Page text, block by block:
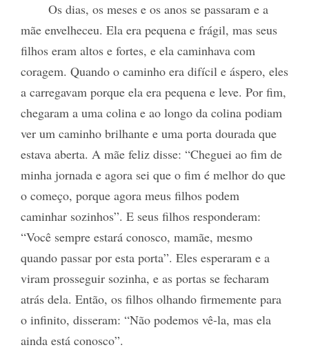
Os dias, os meses e os anos se passaram e a
mãe envelheceu. Ela era pequena e frágil, mas seus
filhos eram altos e fortes, e ela caminhava com
coragem. Quando o caminho era difícil e áspero, eles
a carregavam porque ela era pequena e leve. Por fim,
chegaram a uma colina e ao longo da colina podiam
ver um caminho brilhante e uma porta dourada que
estava aberta. A mãe feliz disse: “Cheguei ao fim de
minha jornada e agora sei que o fim é melhor do que
o começo, porque agora meus filhos podem
caminhar sozinhos”. E seus filhos responderam:
“Você sempre estará conosco, mamãe, mesmo
quando passar por esta porta”. Eles esperaram e a
viram prosseguir sozinha, e as portas se fecharam
atrás dela. Então, os filhos olhando firmemente para
o infinito, disseram: “Não podemos vê-la, mas ela
ainda está conosco”.